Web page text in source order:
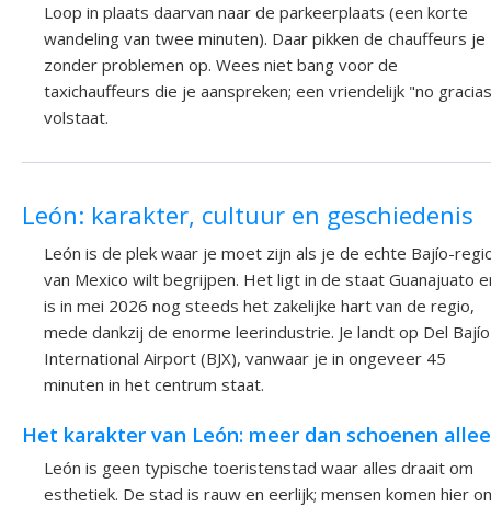
Loop in plaats daarvan naar de parkeerplaats (een korte
wandeling van twee minuten). Daar pikken de chauffeurs je
zonder problemen op. Wees niet bang voor de
taxichauffeurs die je aanspreken; een vriendelijk "no
volstaat.
León: karakter, cultuur en geschiedenis
León is de plek waar je moet zijn als je de echte Bajío-
van Mexico wilt begrijpen. Het ligt in de staat Guanajuato
is in mei 2026 nog steeds het zakelijke hart van de regio,
mede dankzij de enorme leerindustrie. Je landt op Del Bajío
International Airport (BJX), vanwaar je in ongeveer 45
minuten in het centrum staat.
Het karakter van León: meer dan schoenen
León is geen typische toeristenstad waar alles draait om
esthetiek. De stad is rauw en eerlijk; mensen komen hier